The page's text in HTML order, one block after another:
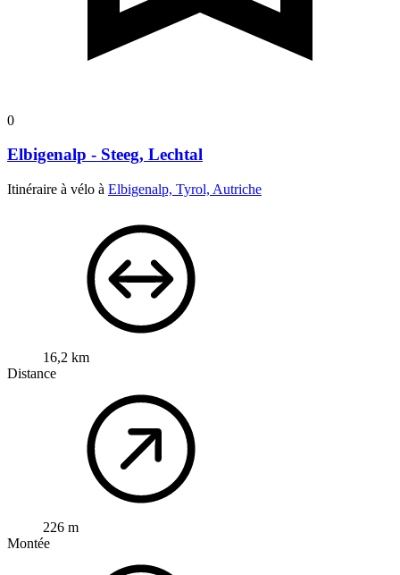
0
Elbigenalp - Steeg, Lechtal
Itinéraire à vélo à Elbigenalp, Tyrol, Autriche
16,2 km
Distance
226 m
Montée